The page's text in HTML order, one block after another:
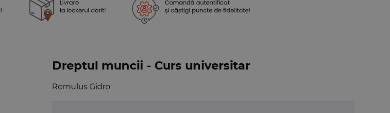
Dreptul muncii - Curs universitar
Romulus Gidro